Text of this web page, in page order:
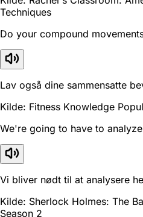
Techniques
Do your compound
Lav også dine sammensatte
Kilde: Fitness Knowledge
We're going to have to
Vi bliver nødt til at analysere
Kilde: Sherlock Holmes: The
Season 2